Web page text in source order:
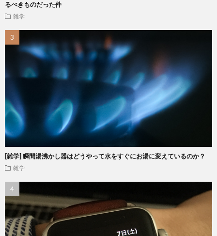
るべきものだった件
雑学
[雑学] 瞬間湯沸かし器はどうやって水をすぐにお湯に変えているのか？
雑学